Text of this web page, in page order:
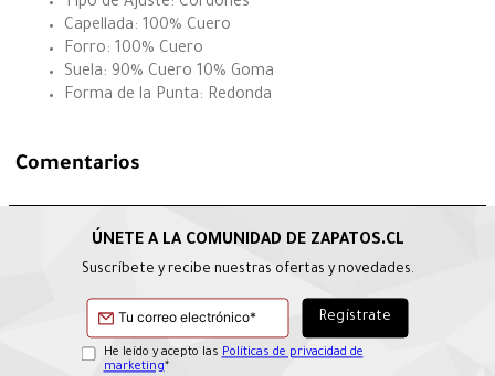
Tipo de Ajuste: Cordones
Capellada: 100% Cuero
Forro: 100% Cuero
Suela: 90% Cuero 10% Goma
Forma de la Punta: Redonda
Comentarios
Suscríbete y recibe nuestras ofertas y novedades.
He leído y acepto las Políticas de privacidad de
marketing*